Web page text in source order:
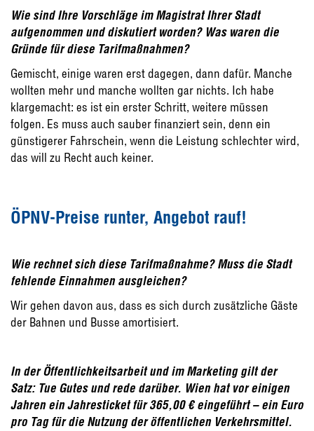
Wie sind Ihre Vorschläge im Magistrat Ihrer Stadt
aufgenommen und diskutiert worden? Was waren die
Gründe für diese Tarifmaßnahmen?
Gemischt, einige waren erst dagegen, dann dafür. Manche
wollten mehr und manche wollten gar nichts. Ich habe
klargemacht: es ist ein erster Schritt, weitere müssen
folgen. Es muss auch sauber finanziert sein, denn ein
günstigerer Fahrschein, wenn die Leistung schlechter wird,
das will zu Recht auch keiner.
ÖPNV-Preise runter, Angebot rauf!
Wie rechnet sich diese Tarifmaßnahme? Muss die Stadt
fehlende Einnahmen ausgleichen?
Wir gehen davon aus, dass es sich durch zusätzliche Gäste
der Bahnen und Busse amortisiert.
In der Öffentlichkeitsarbeit und im Marketing gilt der
Satz: Tue Gutes und rede darüber. Wien hat vor einigen
Jahren ein Jahresticket für 365,00 € eingeführt – ein Euro
pro Tag für die Nutzung der öffentlichen Verkehrsmittel.